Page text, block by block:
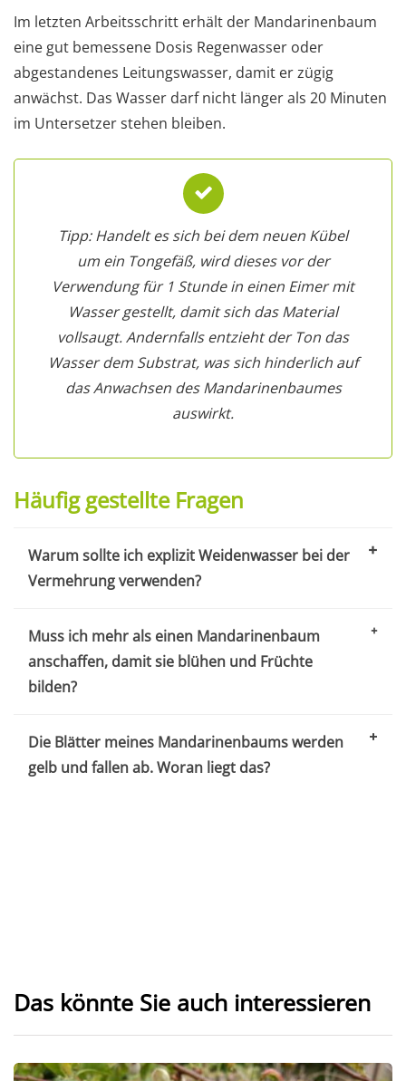
Im letzten Arbeitsschritt erhält der Mandarinenbaum
eine gut bemessene Dosis Regenwasser oder
abgestandenes Leitungswasser, damit er zügig
anwächst. Das Wasser darf nicht länger als 20 Minuten
im Untersetzer stehen bleiben.
Tipp: Handelt es sich bei dem neuen Kübel
um ein Tongefäß, wird dieses vor der
Verwendung für 1 Stunde in einen Eimer mit
Wasser gestellt, damit sich das Material
vollsaugt. Andernfalls entzieht der Ton das
Wasser dem Substrat, was sich hinderlich auf
das Anwachsen des Mandarinenbaumes
auswirkt.
Häufig gestellte Fragen
Warum sollte ich explizit Weidenwasser bei der
Vermehrung verwenden?
Muss ich mehr als einen Mandarinenbaum
anschaffen, damit sie blühen und Früchte
bilden?
Die Blätter meines Mandarinenbaums werden
gelb und fallen ab. Woran liegt das?
Das könnte Sie auch interessieren